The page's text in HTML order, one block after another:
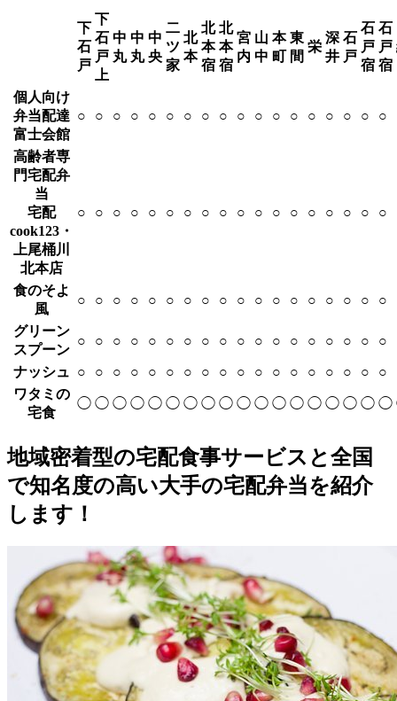
下
石
戸
下
石
戸
上
中
丸
中
丸
中
央
二
ツ
家
北
本
北
本
宿
北
本
宿
宮
内
山
中
本
町
東
間
栄
深
井
石
戸
石
戸
宿
石
戸
宿
個人向け
弁当配達
富士会館
○ ○ ○ ○ ○ ○ ○ ○ ○ ○ ○ ○ ○ ○ ○ ○ ○ ○
高齢者専
門宅配弁
当
宅配
cook123・
上尾桶川
北本店
○ ○ ○ ○ ○ ○ ○ ○ ○ ○ ○ ○ ○ ○ ○ ○ ○ ○
食のそよ
風
○ ○ ○ ○ ○ ○ ○ ○ ○ ○ ○ ○ ○ ○ ○ ○ ○ ○
グリーン
スプーン
○ ○ ○ ○ ○ ○ ○ ○ ○ ○ ○ ○ ○ ○ ○ ○ ○ ○
ナッシュ ○ ○ ○ ○ ○ ○ ○ ○ ○ ○ ○ ○ ○ ○ ○ ○ ○ ○
ワタミの
宅食
◯ ◯ ◯ ◯ ◯ ◯ ◯ ◯ ◯ ◯ ◯ ◯ ◯ ◯ ◯ ◯ ◯ ◯
地域密着型の宅配食事サービスと全国
で知名度の高い大手の宅配弁当を紹介
します！